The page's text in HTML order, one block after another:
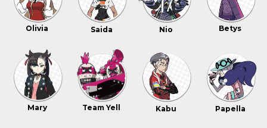
Olivia Saida Nio Betys
Mary Team Yell Kabu Papella